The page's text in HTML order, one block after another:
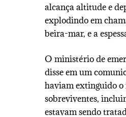
alcança altitude e
explodindo em
beira-mar, e a
O ministério de
disse em um
haviam extinguido o
sobreviventes,
estavam sendo